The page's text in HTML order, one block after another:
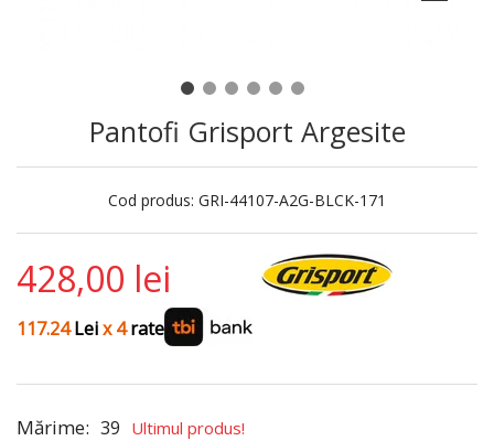
Pantofi Grisport Argesite
Cod produs: GRI-44107-A2G-BLCK-171
428,00 lei
117.24Leix 4rate
Mărime: 39 Ultimul produs!